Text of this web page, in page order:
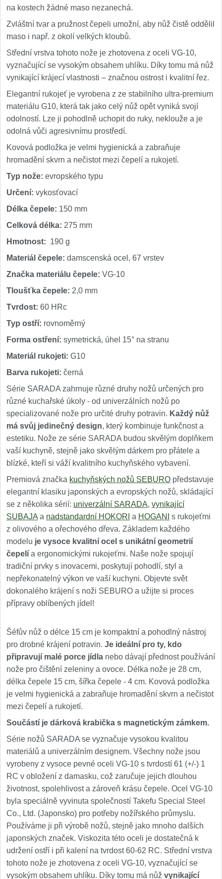
na kostech žádné maso nezanechá.
Zvláštní tvar a pružnost čepeli umožní, aby nůž čistě oddělil
maso i např. z okolí velkých kloubů.
Střední vrstva tohoto nože je zhotovena z oceli VG-10,
vyznačující se vysokým obsahem uhlíku. Díky tomu má nůž
vynikající krájecí vlastnosti – značnou ostrost i kvalitní řez.
Elegantní rukojeť je vyrobena z ze stabilního ultra-premium
materiálu G10, která tak jako celý nůž opět vyniká svojí
odolností. Lze ji pohodlně uchopit do ruky, neklouže a je
odolná vůči agresivnímu prostředí.
Kovová podložka je velmi hygienická a zabraňuje
hromadění skvrn a nečistot mezi čepelí a rukojetí.
Typ nože: evropského typu
Určení: vykosťovací
Délka čepele: 150 mm
Celková délka: 275 mm
Hmotnost: 190 g
Materiál čepele: damscenská ocel, 67 vrstev
Značka materiálu čepele: VG-10
Tloušťka čepele: 2,0 mm
Tvrdost: 60 HRc
Typ ostří: rovnoměrný
Forma ostření: symetrická, úhel 15° na stranu
Materiál rukojeti: G10
Barva rukojeti: černá
Série SARADA zahrnuje různé druhy nožů určených pro
různé kuchařské úkoly - od univerzálních nožů po
specializované nože pro určité druhy potravin. Každý nůž
má svůj jedinečný design, který kombinuje funkčnost a
estetiku. Nože ze série SARADA budou skvělým doplňkem
vaší kuchyně, stejně jako skvělým dárkem pro přátele a
blízké, kteří si váží kvalitního kuchyňského vybavení.
Premiová značka kuchyňských nožů SEBURO představuje
elegantní klasiku japonských a evropských nožů, skládající
se z několika sérií: univerzální SARADA, vynikající
SUBAJA a nadstandardní HOKORI a HOGANI
s rukojeťmi
z olivového a ořechového dřeva. Základem každého
modelu je vysoce kvalitní ocel s unikátní geometrií
čepelí a ergonomickými rukojeťmi. Naše nože spojují
tradiční prvky s inovacemi, poskytují pohodlí, styl a
nepřekonatelný výkon ve vaší kuchyni. Objevte svět
dokonalého krájení s noži SEBURO a užijte si proces
přípravy oblíbených jídel!
Šéfův nůž o délce 15 cm je kompaktní a pohodlný nástroj
pro drobné krájení potravin. Je ideální pro ty, kdo
připravují malé porce jídla nebo dávají přednost používání
nože pro čištění zeleniny a ovoce. Délka nože je 28 cm,
délka čepele 15 cm, šířka čepele - 4 cm. Kovová podložka
je velmi hygienická a zabraňuje hromadění skvrn a nečistot
mezi čepelí a rukojetí.
Součástí je dárková krabička s magnetickým zámkem.
Série nožů SARADA se vyznačuje vysokou kvalitou
materiálů a univerzálním designem. Všechny nože jsou
vyrobeny z vysoce pevné oceli VG-10 s tvrdostí 61 (+/-) 1
RC v obložení z damasku, což zaručuje jejich dlouhou
životnost, spolehlivost a zároveň krásu čepele. Ocel VG-10
byla speciálně vyvinuta společností Takefu Special Steel
Co., Ltd. (Japonsko) pro potřeby nožířského průmyslu.
Používáme ji při výrobě nožů, stejně jako mnoho dalších
japonských značek. Viskozita této oceli je dostatečná k
udržení ostří i při kalení na tvrdost 60-62 RC. Střední vrstva
tohoto nože je zhotovena z oceli VG-10, vyznačující se
vysokým obsahem uhlíku. Díky tomu má nůž vynikající